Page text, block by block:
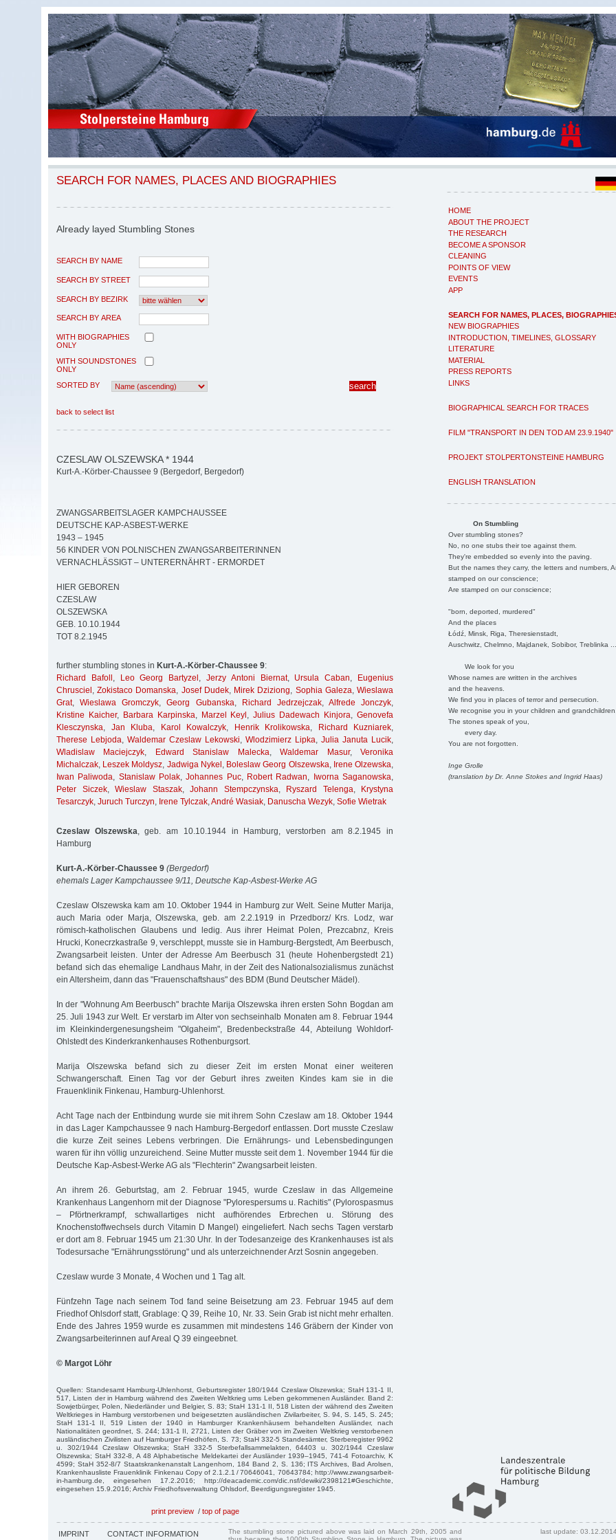
HOME
ABOUT THE PROJECT
THE RESEARCH
BECOME A SPONSOR
CLEANING
POINTS OF VIEW
EVENTS
APP
SEARCH FOR NAMES, PLACES,
NEW BIOGRAPHIES
INTRODUCTION, TIMELINES, GLOSSARY
LITERATURE
MATERIAL
PRESS REPORTS
LINKS
BIOGRAPHICAL SEARCH FOR TRACES
FILM "TRANSPORT IN DEN TOD AM 23.9.1940"
PROJEKT STOLPERTONSTEINE HAMBURG
ENGLISH TRANSLATION
On Stumbling
Over stumbling stones?
No, no one stubs their toe against them.
They're embedded so evenly into the paving.
But the names they carry, the letters and numbers,
stamped on our conscience;
Are stamped on our conscience;
"born, deported, murdered"
And the places
Łódź, Minsk, Riga, Theresienstadt,
Auschwitz, Chelmno, Majdanek, Sobibor, Treblinka
We look for you
Whose names are written in the archives
and the heavens.
We find you in places of terror and persecution.
We recognise you in your children and
The stones speak of you,
every day.
You are not forgotten.
Inge Grolle
(translation by Dr. Anne Stokes and Ingrid Haas)
SEARCH FOR NAMES, PLACES AND BIOGRAPHIES
Already layed Stumbling Stones
SEARCH BY NAME
SEARCH BY STREET
SEARCH BY BEZIRK
SEARCH BY AREA
WITH BIOGRAPHIES
ONLY
WITH SOUNDSTONES
ONLY
SORTED BY
back to select list
CZESLAW OLSZEWSKA * 1944
Kurt-A.-Körber-Chaussee 9 (Bergedorf, Bergedorf)
ZWANGSARBEITSLAGER KAMPCHAUSSEE
DEUTSCHE KAP-ASBEST-WERKE
1943 – 1945
56 KINDER VON POLNISCHEN ZWANGSARBEITERINNEN
VERNACHLÄSSIGT – UNTERERNÄHRT - ERMORDET
HIER GEBOREN
CZESLAW
OLSZEWSKA
GEB. 10.10.1944
TOT 8.2.1945
further stumbling stones in Kurt-A.-Körber-Chaussee 9:
Richard Bafoll , Leo Georg Bartyzel ,Jerzy Antoni Biernat, Ursula Caban,
Eugenius
Chrusciel ,Zokistaco Domanska, Josef Dudek, Mirek Dziziong, Sophia Galeza,Wieslawa
Grat,Wieslawa Gromczyk,Georg Gubanska, Richard Jedrzejczak, Alfrede Jonczyk,
Kristine Kaicher, Barbara Karpinska, Marzel Keyl ,Julius Dadewach Kinjora,Genovefa
Klesczynska, Jan Kluba, Karol Kowalczyk, Henrik Krolikowska, Richard Kuzniarek,
Therese Lebjoda, Waldemar Czeslaw Lekowski, Wlodzimierz Lipka, Julia Januta Lucik,
Wladislaw Maciejczyk, Edward Stanislaw Malecka,Waldemar Masur,Veronika
Michalczak, Leszek Moldysz, Jadwiga Nykel , Boleslaw Georg Olszewska, Irene Olzewska,
Iwan Paliwoda, Stanislaw Polak,Johannes Puc, Robert Radwan, Iworna Saganowska,
Peter Siczek, Wieslaw Staszak, Johann Stempczynska, Ryszard Telenga,
Krystyna
Tesarczyk, Juruch Turczyn, Irene Tylczak,André Wasiak, Danuscha Wezyk, Sofie Wietrak
Czeslaw Olszewska , geb. am 10.10.1944 in Hamburg, verstorben am 8.2.1945 in
Hamburg
Kurt-A.-Körber-Chaussee 9 (Bergedorf)
ehemals Lager Kampchaussee 9/11, Deutsche Kap-Asbest-Werke AG
Czeslaw Olszewska kam am 10. Oktober 1944 in Hamburg zur Welt. Seine Mutter Marija,
auch Maria oder Marja, Olszewska, geb. am 2.2.1919 in Przedborz/ Krs. Lodz, war
römisch-katholischen Glaubens und ledig. Aus ihrer Heimat Polen, Prezcabnz, Kreis
Hrucki, Konecrzkastraße 9, verschleppt, musste sie in Hamburg-Bergstedt, Am Beerbusch,
Zwangsarbeit leisten. Unter der Adresse Am Beerbusch 31 (heute Hohenbergstedt 21)
befand sich das ehemalige Landhaus Mahr, in der Zeit des Nationalsozialismus zunächst
ein Altersheim, dann das "Frauenschaftshaus" des BDM (Bund Deutscher Mädel).
In der "Wohnung Am Beerbusch" brachte Marija Olszewska ihren ersten Sohn Bogdan am
25. Juli 1943 zur Welt. Er verstarb im Alter von sechseinhalb Monaten am 8. Februar 1944
im Kleinkindergenesungsheim "Olgaheim", Bredenbeckstraße 44, Abteilung Wohldorf-
Ohlstedt des Kinderkrankenhauses Rothenburgsort.
Marija Olszewska befand sich zu dieser Zeit im ersten Monat einer weiteren
Schwangerschaft. Einen Tag vor der Geburt ihres zweiten Kindes kam sie in die
Frauenklinik Finkenau, Hamburg-Uhlenhorst.
Acht Tage nach der Entbindung wurde sie mit ihrem Sohn Czeslaw am 18. Oktober 1944
in das Lager Kampchaussee 9 nach Hamburg-Bergedorf entlassen. Dort musste Czeslaw
die kurze Zeit seines Lebens verbringen. Die Ernährungs- und Lebensbedingungen
waren für ihn völlig unzureichend. Seine Mutter musste seit dem 1. November 1944 für die
Deutsche Kap-Asbest-Werke AG als "Flechterin" Zwangsarbeit leisten.
An ihrem 26. Geburtstag, am 2. Februar 1945, wurde Czeslaw in das Allgemeine
Krankenhaus Langenhorn mit der Diagnose "Pylorespersums u. Rachitis" (Pylorospasmus
– Pförtnerkrampf, schwallartiges nicht aufhörendes Erbrechen u. Störung des
Knochenstoffwechsels durch Vitamin D Mangel) eingeliefert. Nach sechs Tagen verstarb
er dort am 8. Februar 1945 um 21:30 Uhr. In der Todesanzeige des Krankenhauses ist als
Todesursache "Ernährungsstörung" und als unterzeichnender Arzt Sosnin angegeben.
Czeslaw wurde 3 Monate, 4 Wochen und 1 Tag alt.
Fünfzehn Tage nach seinem Tod fand seine Beisetzung am 23. Februar 1945 auf dem
Friedhof Ohlsdorf statt, Grablage: Q 39, Reihe 10, Nr. 33. Sein Grab ist nicht mehr erhalten.
Ende des Jahres 1959 wurde es zusammen mit mindestens 146 Gräbern der Kinder von
Zwangsarbeiterinnen auf Areal Q 39 eingeebnet.
© Margot Löhr
Quellen: Standesamt Hamburg-Uhlenhorst, Geburtsregister 180/1944 Czeslaw Olszewska; StaH 131-1 II,
517, Listen der in Hamburg während des Zweiten Weltkrieg ums Leben gekommenen Ausländer. Band 2:
Sowjetbürger, Polen, Niederländer und Belgier, S. 83; StaH 131-1 II, 518 Listen der während des Zweiten
Weltkrieges in Hamburg verstorbenen und beigesetzten ausländischen Zivilarbeiter, S. 94, S. 145, S. 245;
StaH 131-1 II, 519 Listen der 1940 in Hamburger Krankenhäusern behandelten Ausländer, nach
Nationalitäten geordnet, S. 244; 131-1 II, 2721, Listen der Gräber von im Zweiten Weltkrieg verstorbenen
ausländischen Zivilisten auf Hamburger Friedhöfen, S. 73; StaH 332-5 Standesämter, Sterberegister 9962
u. 302/1944 Czeslaw Olszewska; StaH 332-5 Sterbefallsammelakten, 64403 u. 302/1944 Czeslaw
Olszewska; StaH 332-8, A 48 Alphabetische Meldekartei der Ausländer 1939–1945, 741-4 Fotoarchiv, K
4599; StaH 352-8/7 Staatskrankenanstalt Langenhorn, 184 Band 2, S. 136; ITS Archives, Bad Arolsen,
Krankenhausliste Frauenklinik Finkenau Copy of 2.1.2.1 / 70646041, 70643784; http://www.zwangsarbeit-
in-hamburg.de, eingesehen 17.2.2016; http://deacademic.com/dic.nsf/dewiki/2398121#Geschichte,
eingesehen 15.9.2016; Archiv Friedhofsverwaltung Ohlsdorf, Beerdigungsregister 1945.
print preview / top of page
IMPRINT CONTACT INFORMATION
The stumbling stone pictured above was laid on March 29th, 2005 and
last update: